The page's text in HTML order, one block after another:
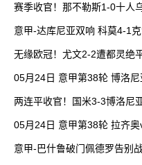
赛季收官！那不勒斯1-0十人
意甲-达库尼亚双响 科莫4-1
无缘欧冠！尤文2-2遭都灵绝
05月24日 意甲第38轮 博洛
两连平收官！国米3-3博洛尼
05月24日 意甲第38轮 拉齐
意甲-巴什鲁破门佩德罗告别